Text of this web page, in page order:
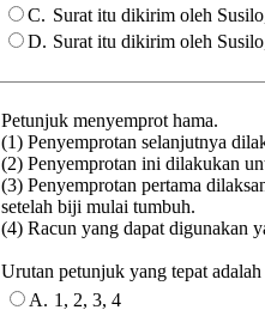
C. Surat itu dikirim oleh
D. Surat itu dikirim oleh
Petunjuk menyemprot hama.
(1) Penyemprotan selanjutnya
(2) Penyemprotan ini dilakukan
(3) Penyemprotan pertama
setelah biji mulai tumbuh.
(4) Racun yang dapat digunakan
Urutan petunjuk yang tepat
A. 1, 2, 3, 4